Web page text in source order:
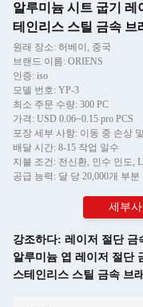
알루미늄 시트 굽기 레
테인리스 스틸 금속 브
원래 장소: 허베이, 중국
브랜드 이름: ORIENS
인증: iso
모델 번호: YP-3
최소 주문 수량: 300 PC
가격: USD 0.06~0.15 pro PCS
배달 시간: 8-15 작업 일수
공급 능력: 달 당 20,000개 부분
세부
강조하다: 레이저 절단 금
알루미늄 엽 레이저 절단
스테인리스 스틸 금속 브